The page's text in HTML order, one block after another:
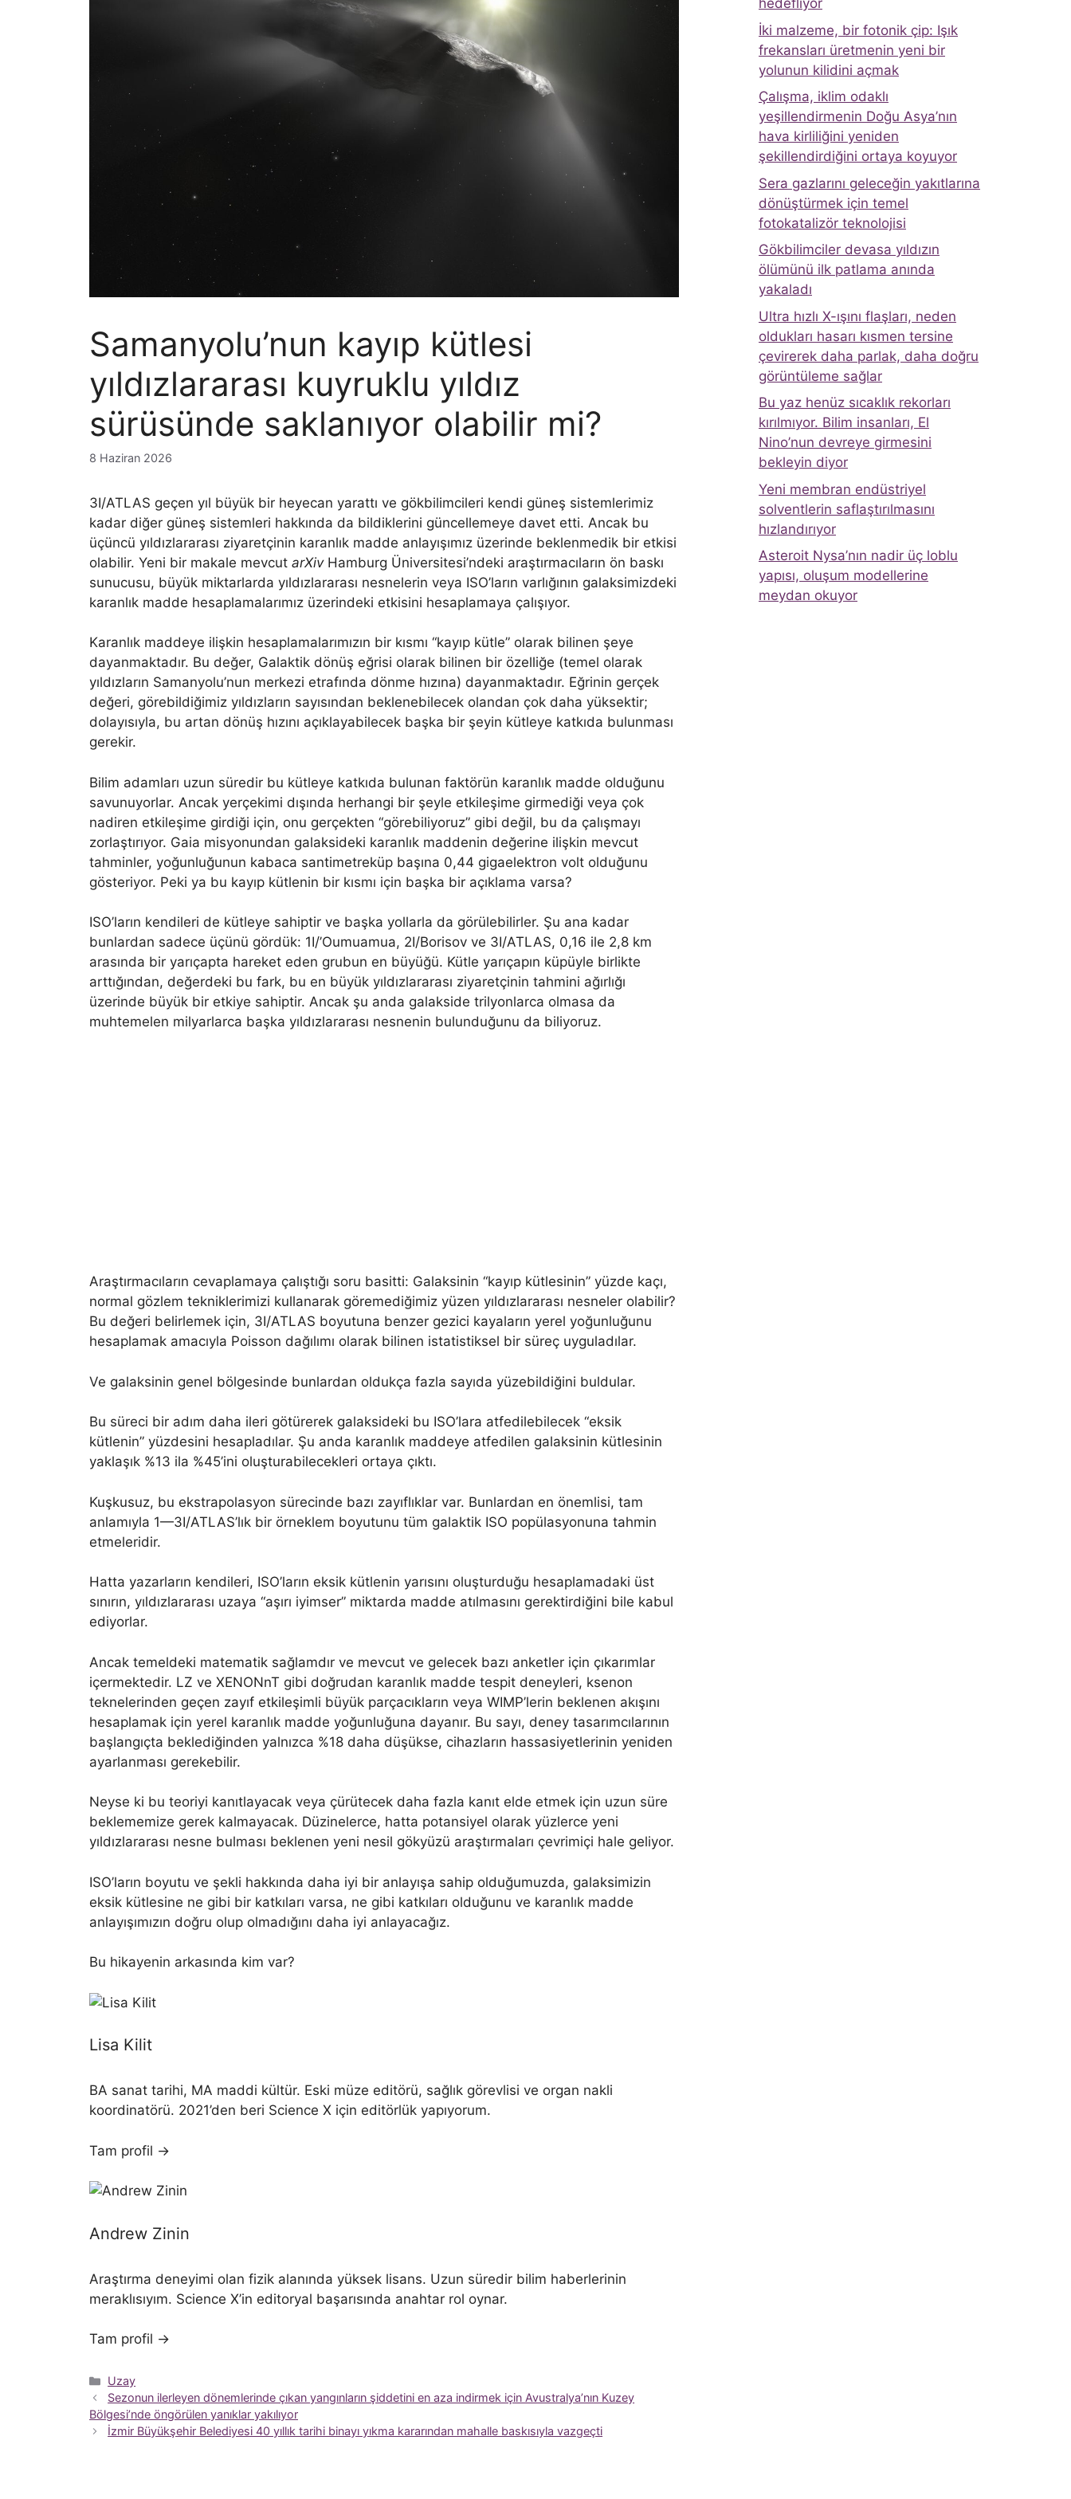
Samanyolu’nun kayıp kütlesi
yıldızlararası kuyruklu yıldız
sürüsünde saklanıyor olabilir mi?
8 Haziran 2026
3I/ATLAS geçen yıl büyük bir heyecan yarattı ve gökbilimcileri kendi güneş sistemlerimiz
kadar diğer güneş sistemleri hakkında da bildiklerini güncellemeye davet etti. Ancak bu
üçüncü yıldızlararası ziyaretçinin karanlık madde anlayışımız üzerinde beklenmedik bir etkisi
olabilir. Yeni bir makale mevcut arXivHamburg Üniversitesi’ndeki araştırmacıların ön baskı
sunucusu, büyük miktarlarda yıldızlararası nesnelerin veya ISO’ların varlığının galaksimizdeki
karanlık madde hesaplamalarımız üzerindeki etkisini hesaplamaya çalışıyor.
Karanlık maddeye ilişkin hesaplamalarımızın bir kısmı “kayıp kütle” olarak bilinen şeye
dayanmaktadır. Bu değer, Galaktik dönüş eğrisi olarak bilinen bir özelliğe (temel olarak
yıldızların Samanyolu’nun merkezi etrafında dönme hızına) dayanmaktadır. Eğrinin gerçek
değeri, görebildiğimiz yıldızların sayısından beklenebilecek olandan çok daha yüksektir;
dolayısıyla, bu artan dönüş hızını açıklayabilecek başka bir şeyin kütleye katkıda bulunması
gerekir.
Bilim adamları uzun süredir bu kütleye katkıda bulunan faktörün karanlık madde olduğunu
savunuyorlar. Ancak yerçekimi dışında herhangi bir şeyle etkileşime girmediği veya çok
nadiren etkileşime girdiği için, onu gerçekten “görebiliyoruz” gibi değil, bu da çalışmayı
zorlaştırıyor. Gaia misyonundan galaksideki karanlık maddenin değerine ilişkin mevcut
tahminler, yoğunluğunun kabaca santimetreküp başına 0,44 gigaelektron volt olduğunu
gösteriyor. Peki ya bu kayıp kütlenin bir kısmı için başka bir açıklama varsa?
ISO’ların kendileri de kütleye sahiptir ve başka yollarla da görülebilirler. Şu ana kadar
bunlardan sadece üçünü gördük: 1I/’Oumuamua, 2I/Borisov ve 3I/ATLAS, 0,16 ile 2,8 km
arasında bir yarıçapta hareket eden grubun en büyüğü. Kütle yarıçapın küpüyle birlikte
arttığından, değerdeki bu fark, bu en büyük yıldızlararası ziyaretçinin tahmini ağırlığı
üzerinde büyük bir etkiye sahiptir. Ancak şu anda galakside trilyonlarca olmasa da
muhtemelen milyarlarca başka yıldızlararası nesnenin bulunduğunu da biliyoruz.
Araştırmacıların cevaplamaya çalıştığı soru basitti: Galaksinin “kayıp kütlesinin” yüzde kaçı,
normal gözlem tekniklerimizi kullanarak göremediğimiz yüzen yıldızlararası nesneler olabilir?
Bu değeri belirlemek için, 3I/ATLAS boyutuna benzer gezici kayaların yerel yoğunluğunu
hesaplamak amacıyla Poisson dağılımı olarak bilinen istatistiksel bir süreç uyguladılar.
Ve galaksinin genel bölgesinde bunlardan oldukça fazla sayıda yüzebildiğini buldular.
Bu süreci bir adım daha ileri götürerek galaksideki bu ISO’lara atfedilebilecek “eksik
kütlenin” yüzdesini hesapladılar. Şu anda karanlık maddeye atfedilen galaksinin kütlesinin
yaklaşık %13 ila %45’ini oluşturabilecekleri ortaya çıktı.
Kuşkusuz, bu ekstrapolasyon sürecinde bazı zayıflıklar var. Bunlardan en önemlisi, tam
anlamıyla 1—3I/ATLAS’lık bir örneklem boyutunu tüm galaktik ISO popülasyonuna tahmin
etmeleridir.
Hatta yazarların kendileri, ISO’ların eksik kütlenin yarısını oluşturduğu hesaplamadaki üst
sınırın, yıldızlararası uzaya “aşırı iyimser” miktarda madde atılmasını gerektirdiğini bile kabul
ediyorlar.
Ancak temeldeki matematik sağlamdır ve mevcut ve gelecek bazı anketler için çıkarımlar
içermektedir. LZ ve XENONnT gibi doğrudan karanlık madde tespit deneyleri, ksenon
teknelerinden geçen zayıf etkileşimli büyük parçacıkların veya WIMP’lerin beklenen akışını
hesaplamak için yerel karanlık madde yoğunluğuna dayanır. Bu sayı, deney tasarımcılarının
başlangıçta beklediğinden yalnızca %18 daha düşükse, cihazların hassasiyetlerinin yeniden
ayarlanması gerekebilir.
Neyse ki bu teoriyi kanıtlayacak veya çürütecek daha fazla kanıt elde etmek için uzun süre
beklememize gerek kalmayacak. Düzinelerce, hatta potansiyel olarak yüzlerce yeni
yıldızlararası nesne bulması beklenen yeni nesil gökyüzü araştırmaları çevrimiçi hale geliyor.
ISO’ların boyutu ve şekli hakkında daha iyi bir anlayışa sahip olduğumuzda, galaksimizin
eksik kütlesine ne gibi bir katkıları varsa, ne gibi katkıları olduğunu ve karanlık madde
anlayışımızın doğru olup olmadığını daha iyi anlayacağız.
Bu hikayenin arkasında kim var?
Lisa Kilit
BA sanat tarihi, MA maddi kültür. Eski müze editörü, sağlık görevlisi ve organ nakli
koordinatörü. 2021’den beri Science X için editörlük yapıyorum.
Tam profil →
Andrew Zinin
Araştırma deneyimi olan fizik alanında yüksek lisans. Uzun süredir bilim haberlerinin
meraklısıyım. Science X’in editoryal başarısında anahtar rol oynar.
Tam profil →
Kategoriler
Uzay
Sezonun ilerleyen dönemlerinde çıkan yangınların şiddetini en aza indirmek için Avustralya’nın Kuzey
Bölgesi’nde öngörülen yanıklar yakılıyor
İzmir Büyükşehir Belediyesi 40 yıllık tarihi binayı yıkma kararından mahalle baskısıyla vazgeçti
hedefliyor
İki malzeme, bir fotonik çip: Işık
frekansları üretmenin yeni bir
yolunun kilidini açmak
Çalışma, iklim odaklı
yeşillendirmenin Doğu Asya’nın
hava kirliliğini yeniden
şekillendirdiğini ortaya koyuyor
Sera gazlarını geleceğin yakıtlarına
dönüştürmek için temel
fotokatalizör teknolojisi
Gökbilimciler devasa yıldızın
ölümünü ilk patlama anında
yakaladı
Ultra hızlı X-ışını flaşları, neden
oldukları hasarı kısmen tersine
çevirerek daha parlak, daha doğru
görüntüleme sağlar
Bu yaz henüz sıcaklık rekorları
kırılmıyor. Bilim insanları, El
Nino’nun devreye girmesini
bekleyin diyor
Yeni membran endüstriyel
solventlerin saflaştırılmasını
hızlandırıyor
Asteroit Nysa’nın nadir üç loblu
yapısı, oluşum modellerine
meydan okuyor